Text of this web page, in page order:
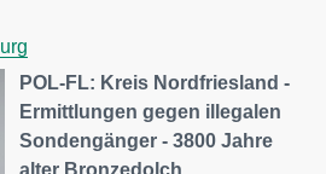
POL-FL: Kreis Nordfriesland -
Ermittlungen gegen illegalen
Sondengänger - 3800 Jahre
alter Bronzedolch